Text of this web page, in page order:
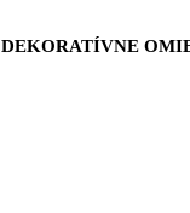
DEKORATÍVNE